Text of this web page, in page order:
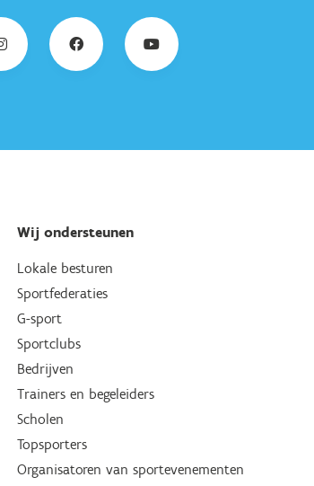
Wij ondersteunen
Lokale besturen
Sportfederaties
G-sport
Sportclubs
Bedrijven
Trainers en begeleiders
Scholen
Topsporters
Organisatoren van sportevenementen